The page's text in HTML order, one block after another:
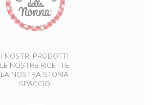
I NOSTRI PRODOTTI
LE NOSTRE RICETTE
LA NOSTRA STORIA
SPACCIO